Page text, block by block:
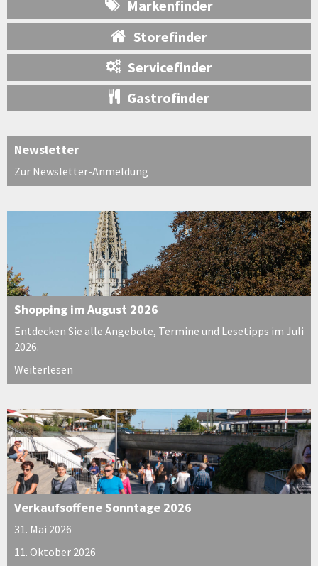
Markenfinder
Storefinder
Servicefinder
Gastrofinder
Newsletter
Zur Newsletter-Anmeldung
Shopping im August 2026
Entdecken Sie alle Angebote, Termine und Lesetipps im Juli
2026.
Weiterlesen
Verkaufsoffene Sonntage 2026
31. Mai 2026
11. Oktober 2026